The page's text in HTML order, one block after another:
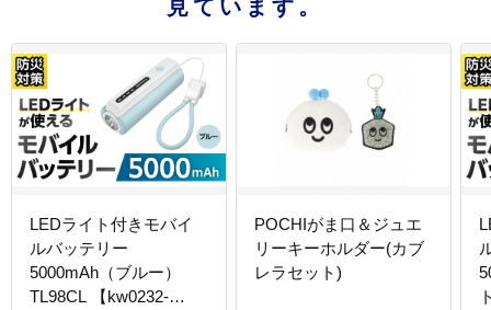
見ています。
LEDライト付きモバイ
ルバッテリー
5000mAh（ブルー）
TL98CL 【kw0232-
POCHIがま口＆ジュエ
リーキーホルダー(カブ
レラセット)